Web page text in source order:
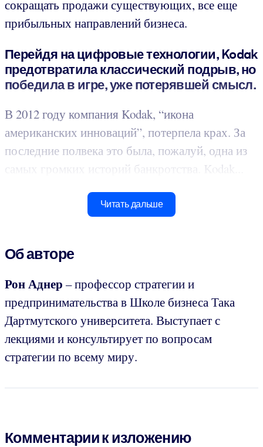
сокращать продажи существующих, все еще
прибыльных направлений бизнеса.
Перейдя на цифровые технологии, Kodak
предотвратила классический подрыв, но
победила в игре, уже потерявшей смысл.
В 2012 году компания Kodak, “икона
американских инноваций”, потерпела крах. За
последние полвека это была, пожалуй, одна из
самых громких историй банкротства. Kodak...
Читать дальше
Об авторе
Рон Аднер –профессор стратегии и
предпринимательства в Школе бизнеса Така
Дартмутского университета. Выступает с
лекциями и консультирует по вопросам
стратегии по всему миру.
Комментарии к изложению